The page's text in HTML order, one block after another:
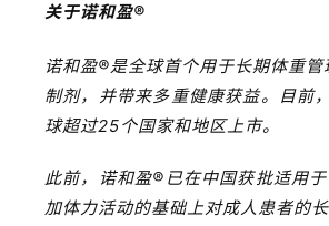
关于诺和盈®
诺和盈®是全球首个用于长期体重
制剂，并带来多重健康获益。目前
球超过25个国家和地区上市。
此前，诺和盈®已在中国获批适用
加体力活动的基础上对成人患者的